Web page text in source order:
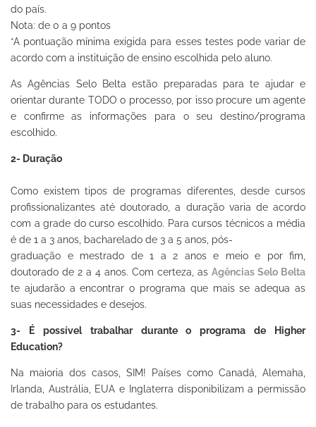
do país.
Nota: de 0 a 9 pontos
*A pontuação mínima exigida para esses testes pode variar de
acordo com a instituição de ensino escolhida pelo aluno.
As Agências Selo Belta estão preparadas para te ajudar e
orientar durante TODO o processo, por isso procure um agente
e confirme as informações para o seu destino/programa
escolhido.
2- Duração
Como existem tipos de programas diferentes, desde cursos
profissionalizantes até doutorado, a duração varia de acordo
com a grade do curso escolhido. Para cursos técnicos a média
é de 1 a 3 anos, bacharelado de 3 a 5 anos, pós-
graduação e mestrado de 1 a 2 anos e meio e por fim,
doutorado de 2 a 4 anos. Com certeza, as Agências Selo Belta
te ajudarão a encontrar o programa que mais se adequa as
suas necessidades e desejos.
3- É possível trabalhar durante o programa de Higher
Education?
Na maioria dos casos, SIM! Países como Canadá, Alemaha,
Irlanda, Austrália, EUA e Inglaterra disponibilizam a permissão
de trabalho para os estudantes.